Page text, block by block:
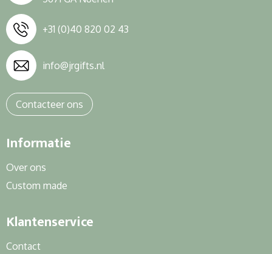
+31 (0)40 820 02 43
info@jrgifts.nl
Contacteer ons
Informatie
Over ons
Custom made
Klantenservice
Contact